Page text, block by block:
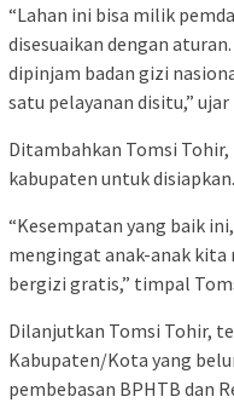
“Lahan ini bisa milik
disesuaikan dengan
dipinjam badan gizi
satu pelayanan disitu,”
Ditambahkan Tomsi
kabupaten untuk disiapkan.
“Kesempatan yang baik
mengingat anak-anak kita
bergizi gratis,” timpal
Dilanjutkan Tomsi Tohir,
Kabupaten/Kota yang
pembebasan BPHTB dan